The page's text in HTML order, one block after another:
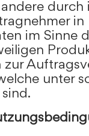
im Sinne
zur
unter